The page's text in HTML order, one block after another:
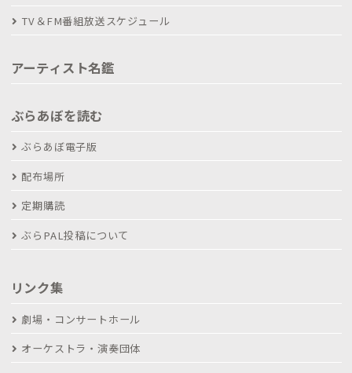
TV＆FM番組放送スケジュール
アーティスト名鑑
ぶらあぼを読む
ぶらあぼ電子版
配布場所
定期購読
ぶらPAL投稿について
リンク集
劇場・コンサートホール
オーケストラ・演奏団体